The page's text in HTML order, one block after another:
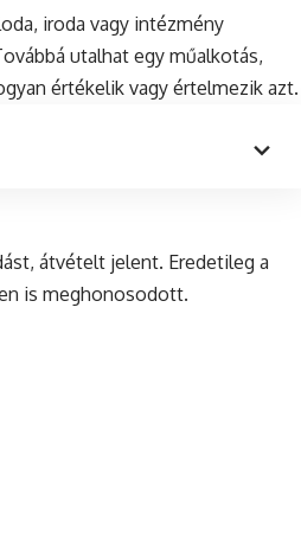
iroda vagy intézmény
utalhat egy műalkotás,
értékelik vagy értelmezik azt.
átvételt jelent. Eredetileg a
is meghonosodott.